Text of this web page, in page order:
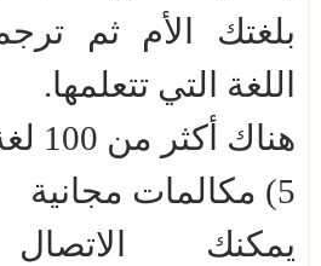
بلغتك الأم ثم
اللغة التي تتعلمها.
هناك أكثر من 100 لغة.
5) مكالمات مجانية
يمكنك